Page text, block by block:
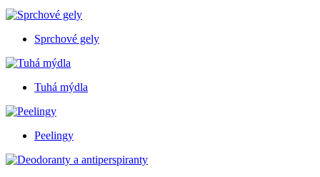
Sprchové gely
Tuhá mýdla
Peelingy